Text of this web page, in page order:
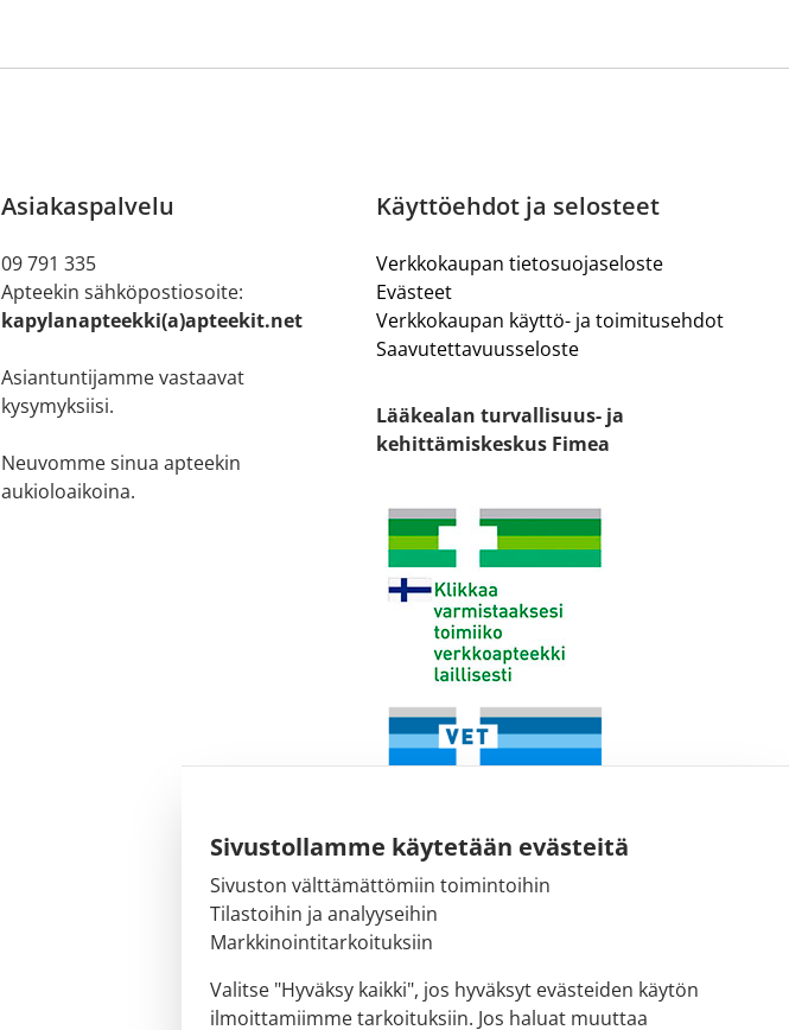
Sivustollamme käytetään evästeitä
Sivuston välttämättömiin toimintoihin
Tilastoihin ja analyyseihin
Markkinointitarkoituksiin
Valitse "Hyväksy kaikki", jos hyväksyt evästeiden käytön
ilmoittamiimme tarkoituksiin. Jos haluat muuttaa
Asiakaspalvelu
09 791 335
Apteekin sähköpostiosoite:
kapylanapteekki(a)apteekit.net
Asiantuntijamme vastaavat
kysymyksiisi.
Neuvomme sinua apteekin
aukioloaikoina.
Käyttöehdot ja selosteet
Verkkokaupan tietosuojaseloste
Evästeet
Verkkokaupan käyttö- ja toimitusehdot
Saavutettavuusseloste
Lääkealan turvallisuus- ja
kehittämiskeskus Fimea
Fimean sähköpostiosoite:
Fimean vaihde: